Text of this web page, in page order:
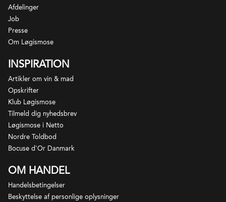
1 fl.Ribera Del Duero Cosecha ØKO, 2021 -
Hacienda Monasterio
1 fl.
1 fl.Chianti Riserva di Casanova, 2020 - La Spinetta
- Bodegas Antídoto
*Der tages forbehold for udsolgte varer og årgange.
I sådanne tilfælde vil du blive kontaktet med forslag
til alternativ erstatning.
Afdelinger
Job
Presse
Om Løgismose
INSPIRATION
Artikler om vin & mad
Opskrifter
Klub Løgismose
Tilmeld dig nyhedsbrev
Løgismose i Netto
Nordre Toldbod
Bocuse d'Or Danmark
OM HANDEL
Handelsbetingelser
Beskyttelse af personlige oplysninger